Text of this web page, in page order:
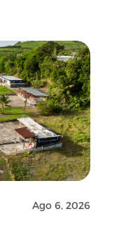
Ago 6, 2026